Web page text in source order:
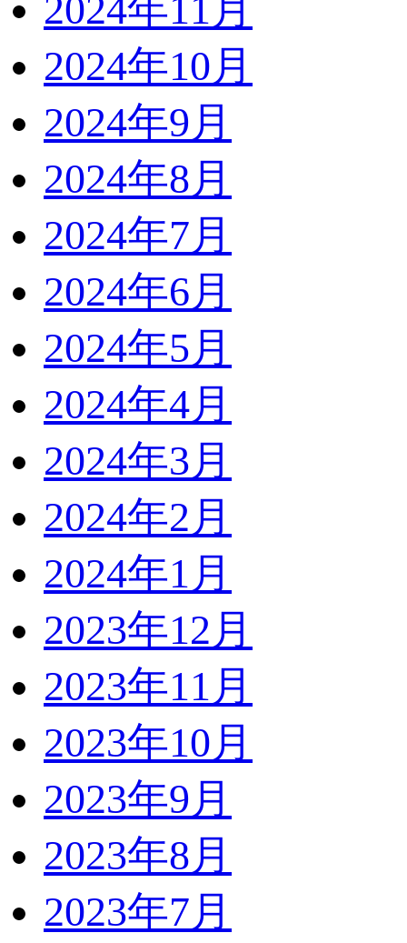
2024年11月
2024年10月
2024年9月
2024年8月
2024年7月
2024年6月
2024年5月
2024年4月
2024年3月
2024年2月
2024年1月
2023年12月
2023年11月
2023年10月
2023年9月
2023年8月
2023年7月